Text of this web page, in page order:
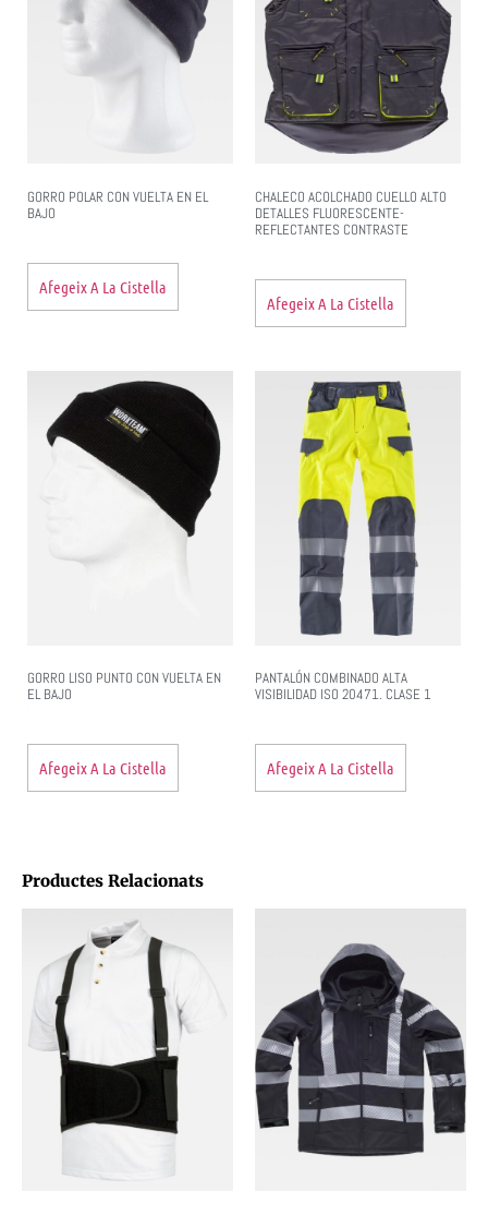
GORRO POLAR CON VUELTA EN EL
BAJO
Afegeix A La Cistella
CHALECO ACOLCHADO CUELLO ALTO
DETALLES FLUORESCENTE-
REFLECTANTES CONTRASTE
Afegeix A La Cistella
GORRO LISO PUNTO CON VUELTA EN
EL BAJO
Afegeix A La Cistella
PANTALÓN COMBINADO ALTA
VISIBILIDAD ISO 20471. CLASE 1
Afegeix A La Cistella
Productes Relacionats